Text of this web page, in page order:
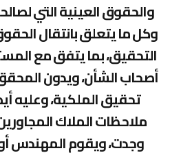
والحقوق العينية التي
وكل ما يتعلق بانتقال
التحقيق، بما يتفق مع
أصحاب الشأن، ويدون
تحقيق الملكية، وعليه
ملاحظات الملاك
وجدت، ويقوم المهندس